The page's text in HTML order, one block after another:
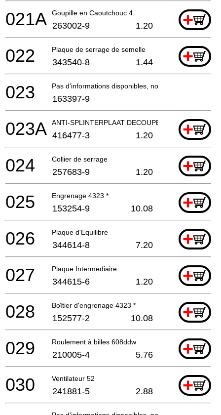
Goupille en Caoutchouc 4 +
021A 263002-9 1.20
Plaque de serrage de semelle +
022 343540-8 1.44
Pas d'informations disponibles, non commandable
023 163397-9
ANTI-SPLINTERPLAAT DECOUPEERZAAG+
023A 416477-3 1.20
Collier de serrage +
024 257683-9 1.20
Engrenage 4323 * +
025 153254-9 10.08
Plaque d'Equilibre +
026 344614-8 7.20
Plaque Intermediaire +
027 344615-6 1.20
Boîtier d'engrenage 4323 * +
028 152577-2 10.08
Roulement à billes 608ddw +
029 210005-4 5.76
Ventilateur 52 +
030 241881-5 2.88